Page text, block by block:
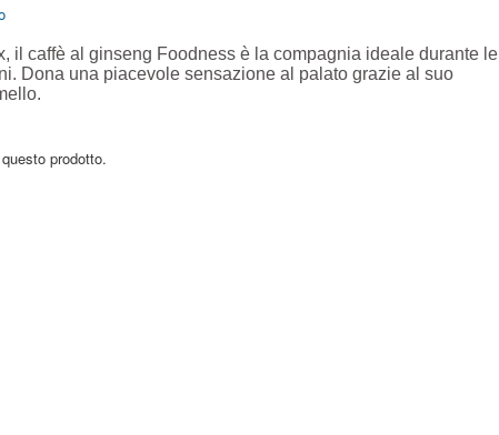
il caffè al ginseng Foodness è la compagnia ideale durante le
Dona una piacevole sensazione al palato grazie al suo
prodotto.